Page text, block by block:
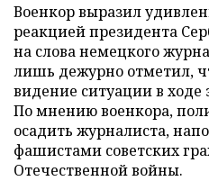
Военкор выразил
реакцией президента
на слова немецкого
лишь дежурно отметил,
видение ситуации в ходе
По мнению военкора,
осадить журналиста,
фашистами советских
Отечественной войны.